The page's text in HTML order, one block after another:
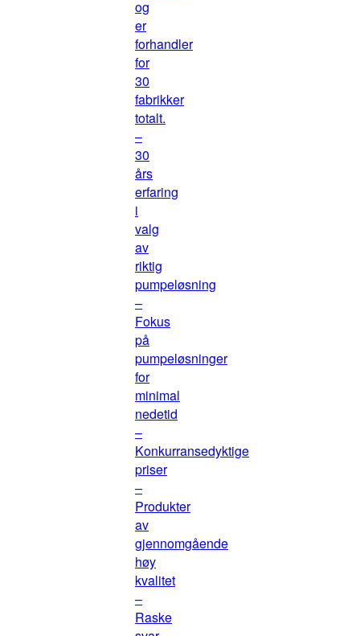
og
er
forhandler
for
30
fabrikker
totalt.
–
30
års
erfaring
i
valg
av
riktig
pumpeløsning
–
Fokus
på
pumpeløsninger
for
minimal
nedetid
–
Konkurransedyktige
priser
–
Produkter
av
gjennomgående
høy
kvalitet
–
Raske